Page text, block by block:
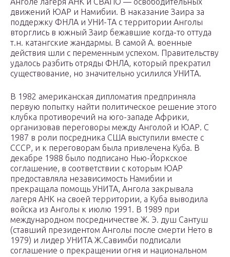
движений ЮАР и Намибии. В наказание Заира за
поддержку ФНЛА и УНИ-ТА с территории Анголы
вторглись в южный Заир бежавшие когда-то оттуда
т.н. катангские жандармы. В самой А. военные
действия шли с переменным успехом. Правительству
удалось разбить отряды ФНЛА, который прекратил
существование, но значительно усилился УНИТА.
В 1982 американская дипломатия предприняла
первую попытку найти политическое решение этого
клубка противоречий на юго-западе Африки,
организовав переговоры между Анголой и ЮАР. С
1987 в роли посредника США выступили вместе с
СССР, и к переговорам была привлечена Куба. В
декабре 1988 было подписано Нью-Йоркское
соглашение, в соответствии с которым ЮАР
предоставляла независимость Намибии и
прекращала помощь УНИТА, Ангола закрывала
лагеря АНК на своей территории, а Куба выводила
войска из Анголы к июлю 1991. В 1989 при
международном посредничестве Ж. Э. душ Сантуш
(ставший президентом Анголы после смерти Нето в
1979) и лидер УНИТА Ж.Савимби подписали
соглашение о прекращении огня и национальном